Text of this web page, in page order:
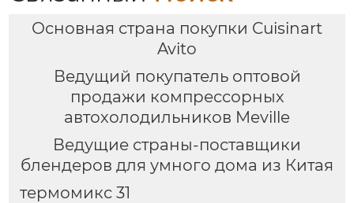
Основная страна покупки Cuisinart
Avito
Ведущий покупатель оптовой
продажи компрессорных
автохолодильников Meville
Ведущие страны-поставщики
блендеров для умного дома из Китая
термомикс 31